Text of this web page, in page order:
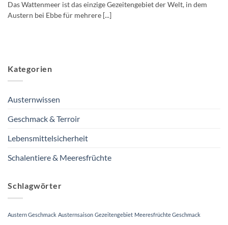
Das Wattenmeer ist das einzige Gezeitengebiet der Welt, in dem
Austern bei Ebbe für mehrere [...]
Kategorien
Austernwissen
Geschmack & Terroir
Lebensmittelsicherheit
Schalentiere & Meeresfrüchte
Schlagwörter
Austern Geschmack Austernsaison Gezeitengebiet Meeresfrüchte Geschmack